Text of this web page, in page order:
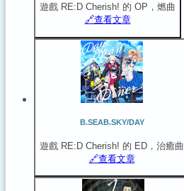
遊戲 RE:D Cherish! 的 OP，燃曲
🔗️查看文章
B.SEAB.SKY/DAY
遊戲 RE:D Cherish! 的 ED，治癒曲
🔗️查看文章